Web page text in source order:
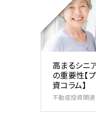
高まるシニ
の重要性【
資コラム】
不動産投資関連